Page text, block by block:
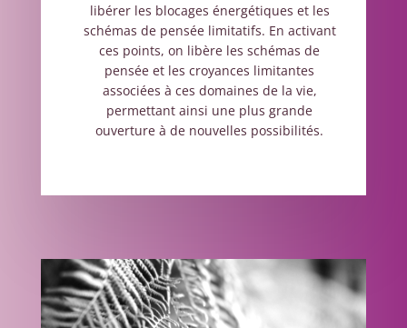
libérer les blocages énergétiques et les
schémas de pensée limitatifs. En activant
ces points, on libère les schémas de
pensée et les croyances limitantes
associées à ces domaines de la vie,
permettant ainsi une plus grande
ouverture à de nouvelles possibilités.